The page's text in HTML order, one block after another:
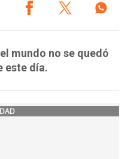
mundo no se quedó
este día.